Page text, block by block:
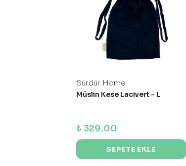
Sürdür Home
Müslin Kese Lacivert - L
₺ 329.00
SEPETE EKLE